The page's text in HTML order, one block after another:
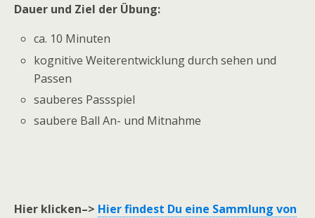
Dauer und Ziel der Übung:
ca. 10 Minuten
kognitive Weiterentwicklung durch sehen und
Passen
sauberes Passspiel
saubere Ball An- und Mitnahme
Hier klicken–> Hier findest Du eine Sammlung von